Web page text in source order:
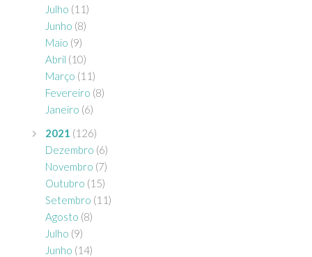
Julho (11)
Junho (8)
Maio (9)
Abril (10)
Março (11)
Fevereiro (8)
Janeiro (6)
2021 (126)
Dezembro (6)
Novembro (7)
Outubro (15)
Setembro (11)
Agosto (8)
Julho (9)
Junho (14)